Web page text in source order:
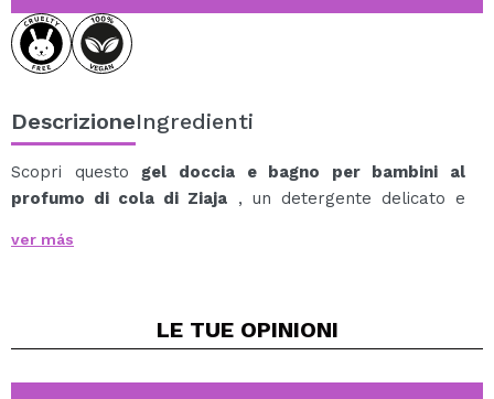
DescrizioneIngredienti
Scopri questo gel doccia e bagno per bambini al
profumo di cola di Ziaja , un detergente delicato e
bambini a partire dai 3 anni.
vegetale che detergono la pelle con delicatezza, senza
Crea una schiuma piacevole e aiuta a proteggere la
ver más
LE TUE OPINIONI